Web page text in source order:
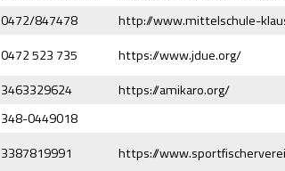
0472/847478 http://www.mittelschule-
0472 523 735 https://www.jdue.org/
3463329624 https://amikaro.org/
348-0449018
3387819991 https://